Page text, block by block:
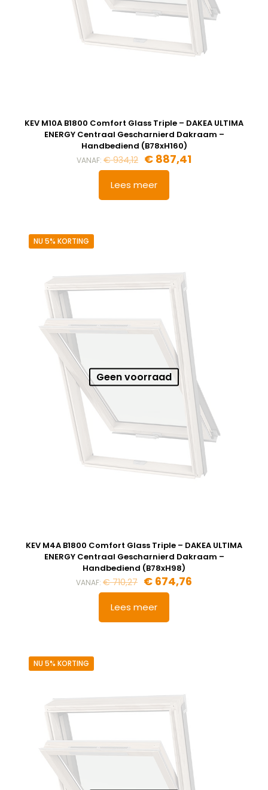
KEV M10A B1800 Comfort Glass Triple – DAKEA ULTIMA
ENERGY Centraal Gescharnierd Dakraam –
Handbediend (B78xH160)
VANAF: €934,12 Oorspronkelijke
prijs
was:
€ 934,12.
€ 887,41Huidige
Lees meer
NU 5% KORTING
Geen voorraad
KEV M4A B1800 Comfort Glass Triple – DAKEA ULTIMA
ENERGY Centraal Gescharnierd Dakraam –
Handbediend (B78xH98)
VANAF: €710,27 Oorspronkelijke
prijs
was:
€ 710,27.
€ 674,76
Lees meer
NU 5% KORTING